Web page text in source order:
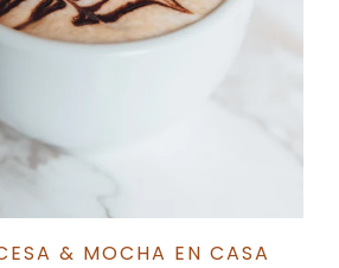
& MOCHA EN CASA